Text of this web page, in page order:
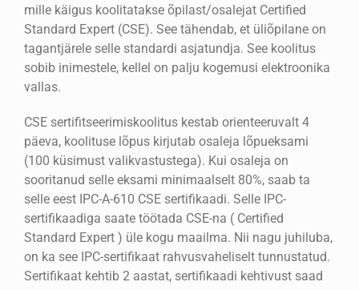
mille käigus koolitatakse õpilast/osalejat Certified
Standard Expert (CSE). See tähendab, et üliõpilane on
tagantjärele selle standardi asjatundja. See koolitus
sobib inimestele, kellel on palju kogemusi elektroonika
vallas.
CSE sertifitseerimiskoolitus kestab orienteeruvalt 4
päeva, koolituse lõpus kirjutab osaleja lõpueksami
(100 küsimust valikvastustega). Kui osaleja on
sooritanud selle eksami minimaalselt 80%, saab ta
selle eest IPC-A-610 CSE sertifikaadi. Selle IPC-
sertifikaadiga saate töötada CSE-na ( Certified
Standard Expert ) üle kogu maailma. Nii nagu juhiluba,
on ka see IPC-sertifikaat rahvusvaheliselt tunnustatud.
Sertifikaat kehtib 2 aastat, sertifikaadi kehtivust saad